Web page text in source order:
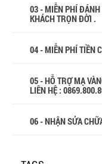
03 - MIỄN PHÍ ĐÁNH
KHÁCH TRỌN ĐỜI .
04 - MIỄN PHÍ TIỀN
05 - HỖ TRỢ MẠ
LIÊN HỆ :
06 - NHẬN SỬA